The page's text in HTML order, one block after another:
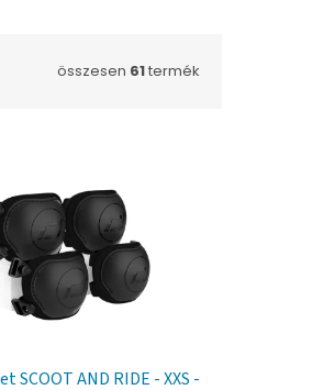
összesen 61termék
SCOOT AND RIDE - XXS -